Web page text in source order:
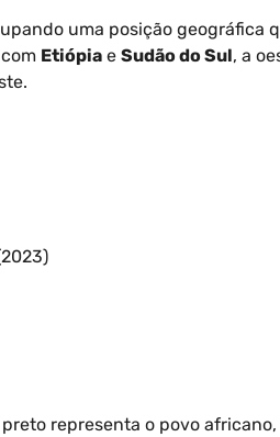
uma posição
Etiópia e Sudão do Sul, a
representa o povo